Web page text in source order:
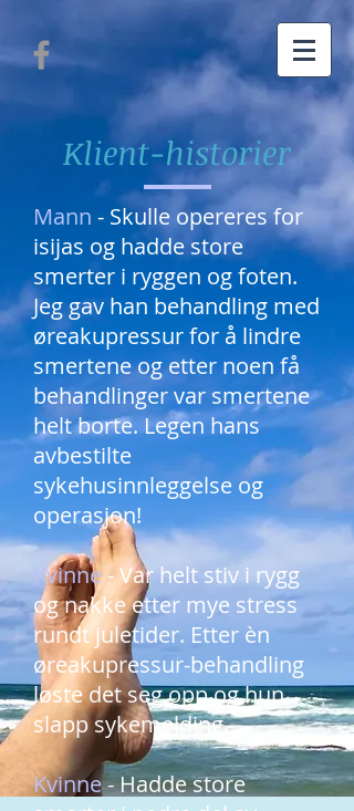
Klient-historier
Mann - Skulle opereres for
isijas og hadde store
smerter i ryggen og foten.
Jeg gav han behandling med
øreakupressur for å lindre
smertene og etter noen få
behandlinger var smertene
helt borte. Legen hans
avbestilte
sykehusinnleggelse og
operasjon!
Kvinne- Var helt stiv i rygg
og nakke etter mye stress
rundt juletider. Etter èn
øreakupressur-behandling
løste det seg opp og hun
slapp sykemelding.
Kvinne- Hadde store